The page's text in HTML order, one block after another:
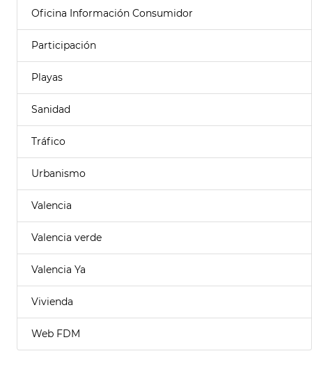
Oficina Información Consumidor
Participación
Playas
Sanidad
Tráfico
Urbanismo
Valencia
Valencia verde
Valencia Ya
Vivienda
Web FDM